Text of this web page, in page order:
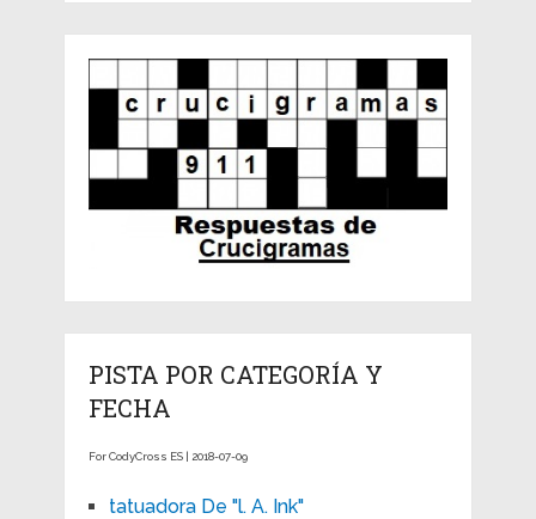
PISTA POR CATEGORÍA Y
FECHA
For CodyCross ES | 2018-07-09
tatuadora De "l. A. Ink"